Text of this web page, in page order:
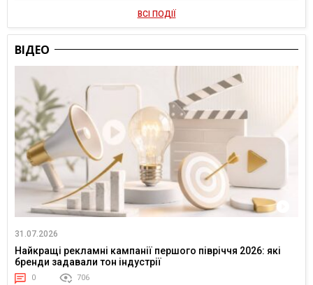
ВСІ ПОДІЇ
ВІДЕО
31.07.2026
Найкращі рекламні кампанії першого півріччя 2026: які
бренди задавали тон індустрії
0 706